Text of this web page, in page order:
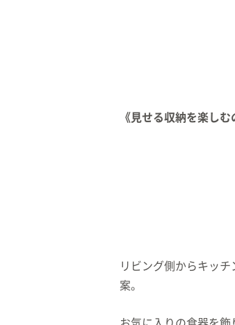
《見せる収納を楽し
リビング側からキッ
案。
お気に入りの食器を